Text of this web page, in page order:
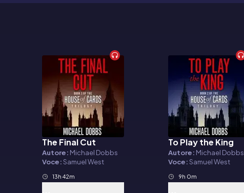
Audiolibro
The Final Cut
Autore: Michael Dobbs
Voce:Samuel West
13h 42m
Audiolibro
To Play the King
Autore: Michael Dobbs
Voce:Samuel West
9h 0m